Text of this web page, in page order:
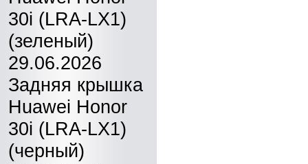
30i (LRA-LX1)
(зеленый)
29.06.2026
Задняя крышка
Huawei Honor
30i (LRA-LX1)
(черный)